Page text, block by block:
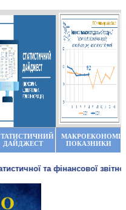
ДАЙДЖЕСТ
ПОКАЗНИКИ
та фінансової звітності для